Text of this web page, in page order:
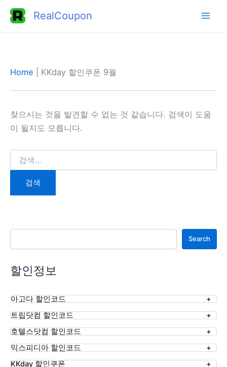
RealCoupon
Home KKday 할인쿠폰 9월
찾으시는 것을 발견할 수 없는 것 같습니다. 검색이 도움
이 될지도 모릅니다.
검
검색
Search
할인정보
아고다 할인코드
트립닷컴 할인코드
호텔스닷컴 할인코드
익스피디아 할인코드
KKday 할인쿠폰